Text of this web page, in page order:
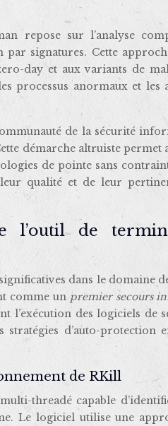
repose sur l’analyse
signatures. Cette
day et aux variants de
processus anormaux et
de la sécurité
démarche altruiste permet
de pointe sans
qualité et de leur
l’outil de
dans le domaine
comme un premier secours
l’exécution des logiciels de
d’auto-protection
de RKill
threadé capable
Le logiciel utilise une